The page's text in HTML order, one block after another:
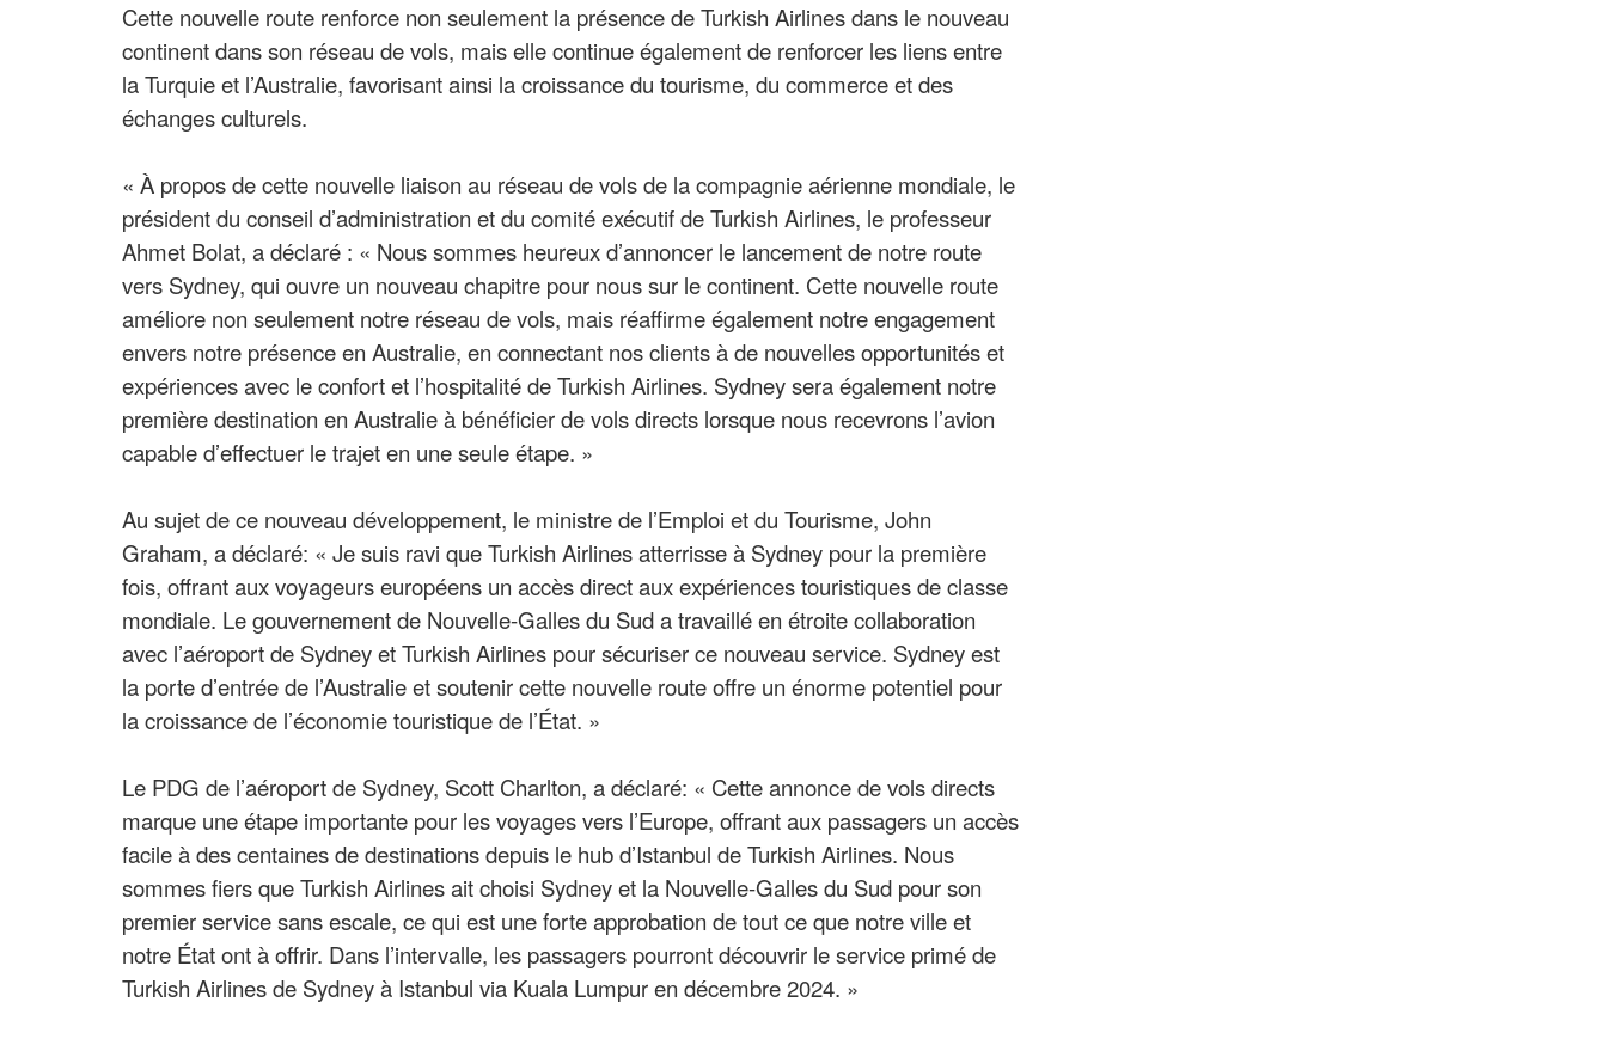
Cette nouvelle route renforce non seulement la présence de Turkish Airlines dans le nouveau
continent dans son réseau de vols, mais elle continue également de renforcer les liens entre
la Turquie et l’Australie, favorisant ainsi la croissance du tourisme, du commerce et des
échanges culturels.
« À propos de cette nouvelle liaison au réseau de vols de la compagnie aérienne mondiale, le
président du conseil d’administration et du comité exécutif de Turkish Airlines, le professeur
Ahmet Bolat, a déclaré : « Nous sommes heureux d’annoncer le lancement de notre route
vers Sydney, qui ouvre un nouveau chapitre pour nous sur le continent. Cette nouvelle route
améliore non seulement notre réseau de vols, mais réaffirme également notre engagement
envers notre présence en Australie, en connectant nos clients à de nouvelles opportunités et
expériences avec le confort et l’hospitalité de Turkish Airlines. Sydney sera également notre
première destination en Australie à bénéficier de vols directs lorsque nous recevrons l’avion
capable d’effectuer le trajet en une seule étape. »
Au sujet de ce nouveau développement, le ministre de l’Emploi et du Tourisme, John
Graham, a déclaré: « Je suis ravi que Turkish Airlines atterrisse à Sydney pour la première
fois, offrant aux voyageurs européens un accès direct aux expériences touristiques de classe
mondiale. Le gouvernement de Nouvelle-Galles du Sud a travaillé en étroite collaboration
avec l’aéroport de Sydney et Turkish Airlines pour sécuriser ce nouveau service. Sydney est
la porte d’entrée de l’Australie et soutenir cette nouvelle route offre un énorme potentiel pour
la croissance de l’économie touristique de l’État. »
Le PDG de l’aéroport de Sydney, Scott Charlton, a déclaré: « Cette annonce de vols directs
marque une étape importante pour les voyages vers l’Europe, offrant aux passagers un accès
facile à des centaines de destinations depuis le hub d’Istanbul de Turkish Airlines. Nous
sommes fiers que Turkish Airlines ait choisi Sydney et la Nouvelle-Galles du Sud pour son
premier service sans escale, ce qui est une forte approbation de tout ce que notre ville et
notre État ont à offrir. Dans l’intervalle, les passagers pourront découvrir le service primé de
Turkish Airlines de Sydney à Istanbul via Kuala Lumpur en décembre 2024. »